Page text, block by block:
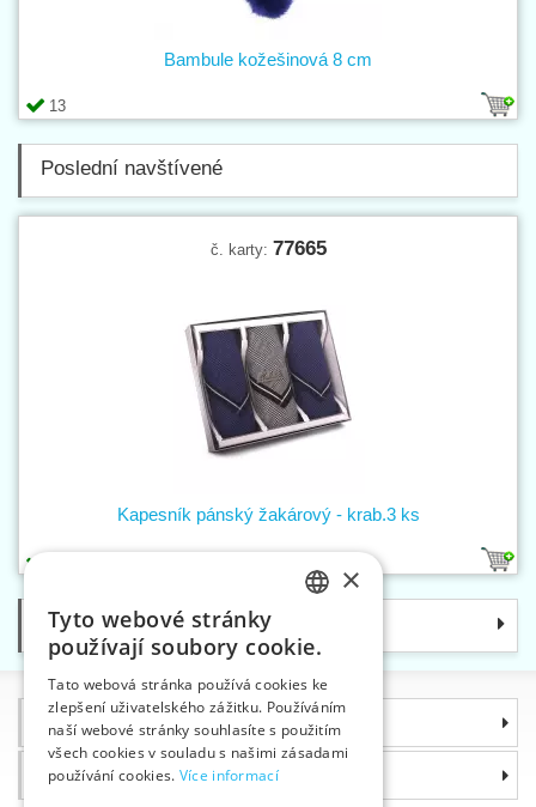
13
Bambule kožešinová 8 cm
Poslední navštívené
č. karty: 77665
Kapesník pánský žakárový - krab.3 ks
Kategorie
Informace
Proč si zvolit právě nás
ENGLISH
GERMAN
×
Tyto webové stránky
používají soubory cookie.
Tato webová stránka používá cookies ke
zlepšení uživatelského zážitku. Používáním
naší webové stránky souhlasíte s použitím
všech cookies v souladu s našimi zásadami
používání cookies. Více informací